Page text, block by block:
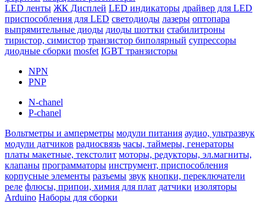
LED ленты ЖК Дисплей LED индикаторы драйвер для LED
приспособления для LED светодиоды лазеры оптопара
выпрямительные диоды диоды шоттки стабилитроны
тиристор, симистор транзистор биполярный супрессоры
диодные сборки mosfet IGBT транзисторы
NPN
PNP
N-chanel
P-chanel
Вольтметры и амперметры модули питания аудио, ультразвук
модули датчиков радиосвязь часы, таймеры, генераторы
платы макетные, текстолит моторы, редукторы, эл.магниты,
клапаны программаторы инструмент, приспособления
корпусные элементы разъемы звук кнопки, переключатели
реле флюсы, припои, химия для плат датчики изоляторы
Arduino Наборы для сборки